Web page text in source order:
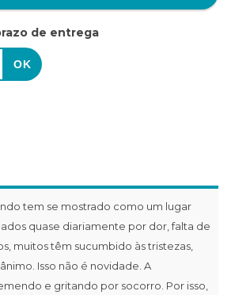
de entrega
tem se mostrado como um lugar
quase diariamente por dor, falta de
muitos têm sucumbido às tristezas,
Isso não é novidade. A
e gritando por socorro. Por isso,